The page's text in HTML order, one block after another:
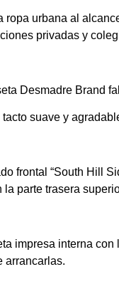
ropa urbana al
privadas y
Desmadre Brand
tacto suave y
frontal “South Hill
la parte trasera
impresa interna
arrancarlas.